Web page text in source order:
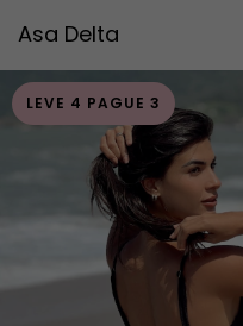
Asa Delta
LEVE 4 PAGUE 3